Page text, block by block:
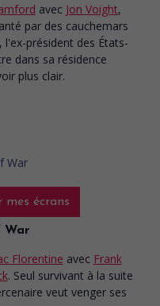
avec Jon Voight,
par des cauchemars
président des États-
dans sa résidence
plus clair.
mes écrans
War
Florentine avec Frank
. Seul survivant à la suite
veut venger ses